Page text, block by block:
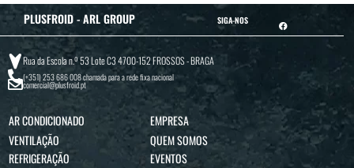
PLUSFROID - ARL GROUP SIGA-NOS
Rua da Escola n.º 53 Lote C3 4700-152 FROSSOS - BRAGA
(+351) 253 686 008chamada para a rede fixa nacional
comercial@plusfroid.pt
AR CONDICIONADO
VENTILAÇÃO
REFRIGERAÇÃO
EMPRESA
QUEM SOMOS
EVENTOS